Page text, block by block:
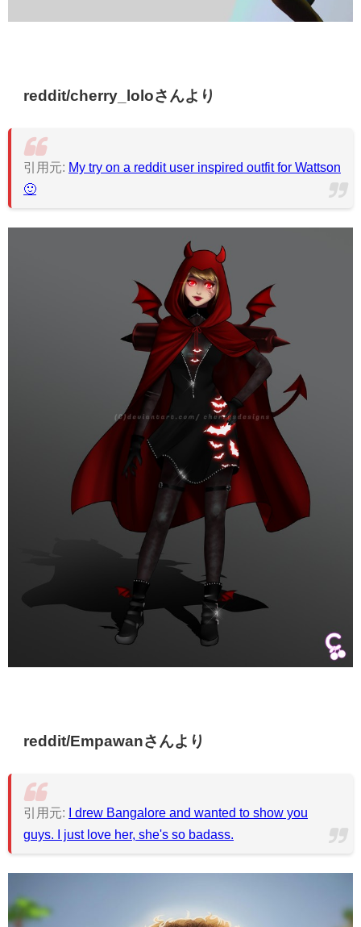
reddit/cherry_loloさんより
引用元: My try on a reddit user inspired outfit for Wattson
🙂
reddit/Empawanさんより
引用元:
I drew Bangalore and wanted to show you
guys. I just love her, she's so badass.